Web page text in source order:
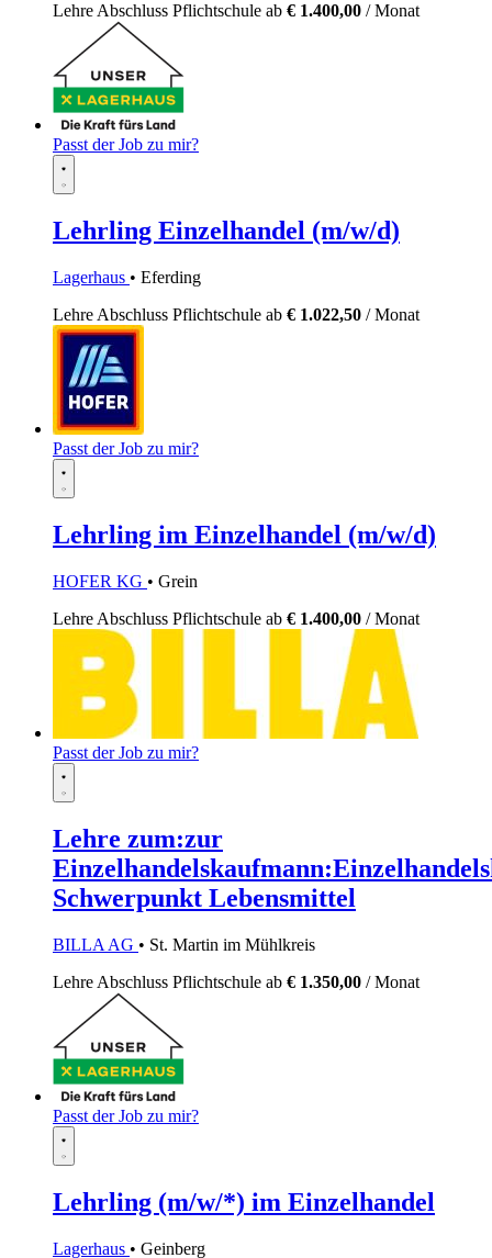
Lehre Abschluss Pflichtschule ab € 1.400,00 / Monat
Passt der Job zu mir?
Lehrling Einzelhandel (m/w/d)
Lagerhaus • Eferding
Lehre Abschluss Pflichtschule ab € 1.022,50 / Monat
Passt der Job zu mir?
Lehrling im Einzelhandel (m/w/d)
HOFER KG • Grein
Lehre Abschluss Pflichtschule ab € 1.400,00 / Monat
Passt der Job zu mir?
Lehre zum:zur
Schwerpunkt Lebensmittel
BILLA AG • St. Martin im Mühlkreis
Lehre Abschluss Pflichtschule ab € 1.350,00 / Monat
Passt der Job zu mir?
Lehrling (m/w/*) im Einzelhandel
Lagerhaus • Geinberg